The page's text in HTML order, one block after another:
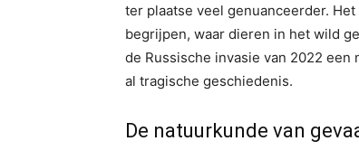
ter plaatse veel genuanceerder.
begrijpen, waar dieren in het wild
de Russische invasie van 2022
al tragische geschiedenis.
De natuurkunde van